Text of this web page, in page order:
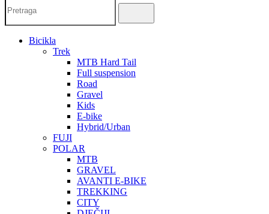
Bicikla
Trek
MTB Hard Tail
Full suspension
Road
Gravel
Kids
E-bike
Hybrid/Urban
FUJI
POLAR
MTB
GRAVEL
AVANTI E-BIKE
TREKKING
CITY